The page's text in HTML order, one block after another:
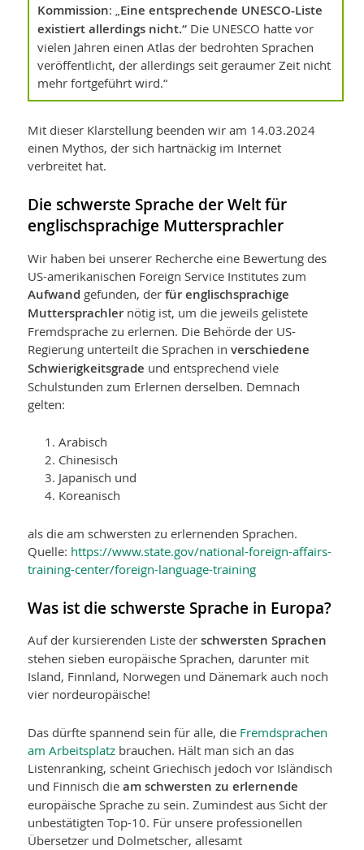
Kommission: „ Eine entsprechende UNESCO-Liste
existiert allerdings nicht.“ Die UNESCO hatte vor
vielen Jahren einen Atlas der bedrohten Sprachen
veröffent­licht, der allerdings seit geraumer Zeit nicht
mehr fortgeführt wird.“
Mit dieser Klarstellung beenden wir am 14.03.2024
einen Mythos, der sich hart­näckig im Internet
verbreitet hat.
Die schwerste Sprache der Welt für
englischsprachige Mutter­sprachler
Wir haben bei unserer Recherche eine Bewertung des
US-amerikanischen Foreign Service Institutes zum
Aufwand gefunden, derfür englischsprachige
Mutter­sprachlernötig ist, um die jeweils gelistete
Fremdsprache zu erlernen. Die Behörde der US-
Regierung unterteilt die Sprachen inverschiedene
Schwierigkeitsgrade und entsprechend viele
Schulstunden zum Erlernen derselben. Demnach
gelten:
Arabisch
Chinesisch
Japanisch und
Koreanisch
als die am schwersten zu erlernenden Sprachen.
Quelle: https://www.state.gov/national-foreign-affairs-
training-center/foreign-language-training
Was ist die schwerste Sprache in Europa?
Auf der kursierenden Liste derschwersten Sprachen
stehen sieben europäische Sprachen, darunter mit
Island, Finnland, Norwegen und Dänemark auch noch
vier nordeuropäische!
Das dürfte spannend sein für alle, die Fremdsprachen
am Arbeitsplatz brauchen. Hält man sich an das
Listenranking, scheint Griechisch jedoch vor Isländisch
und Finnisch dieam schwersten zu erlernende
europäische Sprache zu sein. Zumindest aus Sicht der
unbestätigten Top-10. Für unsere professionellen
Übersetzer und Dolmetscher, allesamt